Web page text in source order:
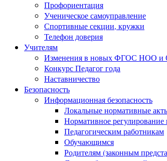
Профориентация
Ученическое самоуправление
Спортивные секции, кружки
Телефон доверия
Учителям
Изменения в новых ФГОС НОО и
Конкурс Педагог года
Наставничество
Безопасность
Информационная безопасность
Локальные нормативные
Нормативное
Педагогическим работникам
Обучающимся
Родителям (законным